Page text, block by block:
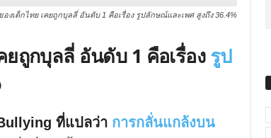
ของเด็กไทย เคยถูกบุลลี่ อันดับ 1 คือเรื่อง รูปลักษณ์และเพศ สูงถึง 36.4%
ยถูกบุลลี่ อันดับ 1 คือเรื่องรูป
ที่แปลว่า การกลั่นแกล้งบน